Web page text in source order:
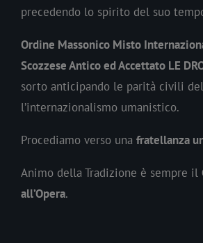
precedendo lo spirito del suo
Ordine Massonico Misto
Scozzese Antico ed Accettato LE
sorto anticipando le parità civili
l’internazionalismo umanistico.
Procediamo verso una fratellanza
Animo della Tradizione è sempre il
all’Opera.